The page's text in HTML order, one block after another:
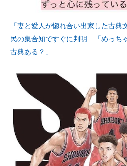
「妻と愛人が惚れ合い出家した古
民の集合知ですぐに判明 「めっち
古典ある？」